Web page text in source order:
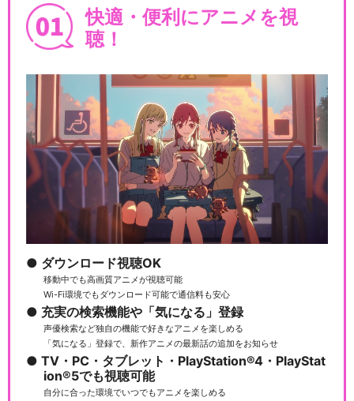
快適・便利にアニメを視
聴！
ダウンロード視聴OK
移動中でも高画質アニメが視聴可能
Wi-Fi環境でもダウンロード可能で通信料も安心
充実の検索機能や「気になる」登録
声優検索など独自の機能で好きなアニメを楽しめる
「気になる」登録で、新作アニメの最新話の追加をお知らせ
TV・PC・タブレット・PlayStation®4・PlayStat
ion®5でも視聴可能
自分に合った環境でいつでもアニメを楽しめる